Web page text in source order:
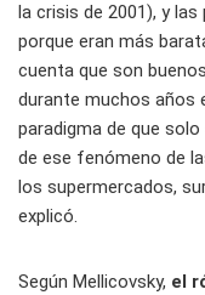
la crisis de 2001), y
porque eran más
cuenta que son
durante muchos años
paradigma de que
de ese fenómeno de
los supermercados,
explicó.
Según Mellicovsky, el